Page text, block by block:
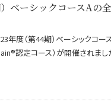
ベーシックコースAの
年度（第44期）ベーシックコ
認定コース）が開催されま